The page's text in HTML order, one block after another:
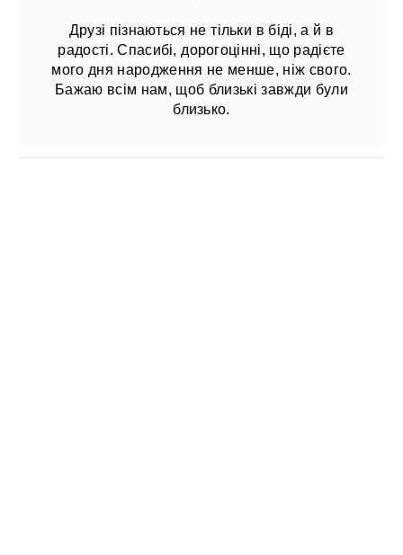
Друзі пізнаються не тільки в біді, а й в
радості. Спасибі, дорогоцінні, що радієте
мого дня народження не менше, ніж свого.
Бажаю всім нам, щоб близькі завжди були
близько.